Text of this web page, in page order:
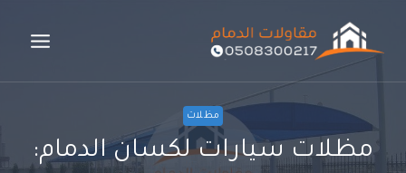
مظلات
مظلات سيارات لكسان الدمام: